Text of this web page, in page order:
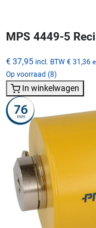
MPS 4449-5
€ 37,95 incl. BTW € 31,36
Op voorraad (8)
In winkelwagen